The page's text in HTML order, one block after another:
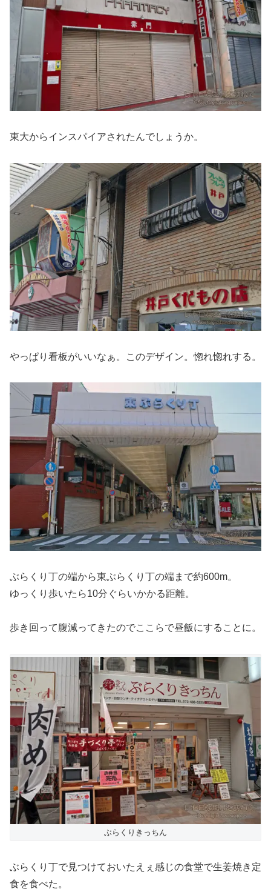
東大からインスパイアされたんでしょうか。
やっぱり看板がいいなぁ。このデザイン。惚れ惚れする。
ぶらくり丁の端から東ぶらくり丁の端まで約600m。
ゆっくり歩いたら10分ぐらいかかる距離。
歩き回って腹減ってきたのでここらで昼飯にすることに。
ぶらくりきっちん
ぶらくり丁で見つけておいたえぇ感じの食堂で生姜焼き定
食を食べた。